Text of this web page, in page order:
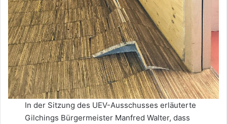
In der Sitzung des UEV-Ausschusses erläuterte
Gilchings Bürgermeister Manfred Walter, dass